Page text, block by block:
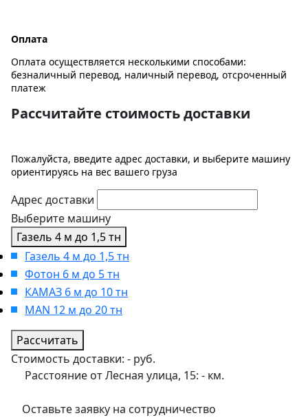
Оплата
Оплата осуществляется несколькими способами:
безналичный перевод, наличный перевод, отсроченный
платеж
Рассчитайте стоимость доставки
Пожалуйста, введите адрес доставки, и выберите машину
ориентируясь на вес вашего груза
Адрес доставки
Выберите машину
Газель 4 м до 1,5 тн
Газель 4 м до 1,5 тн
Фотон 6 м до 5 тн
КАМАЗ 6 м до 10 тн
MAN 12 м до 20 тн
Рассчитать
Стоимость доставки: - руб.
Расстояние от Лесная улица, 15: - км.
Оставьте заявку на сотрудничество